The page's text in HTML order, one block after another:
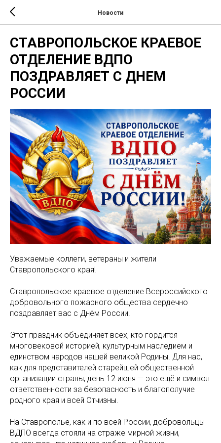
Новости
СТАВРОПОЛЬСКОЕ КРАЕВОЕ
ОТДЕЛЕНИЕ ВДПО
ПОЗДРАВЛЯЕТ С ДНЕМ
РОССИИ
Уважаемые коллеги, ветераны и жители
Ставропольского края!
Ставропольское краевое отделение Всероссийского
добровольного пожарного общества сердечно
поздравляет вас с Днём России!
Этот праздник объединяет всех, кто гордится
многовековой историей, культурным наследием и
единством народов нашей великой Родины. Для нас,
как для представителей старейшей общественной
организации страны, день 12 июня — это ещё и символ
ответственности за безопасность и благополучие
родного края и всей Отчизны.
На Ставрополье, как и по всей России, добровольцы
ВДПО всегда стояли на страже мирной жизни,